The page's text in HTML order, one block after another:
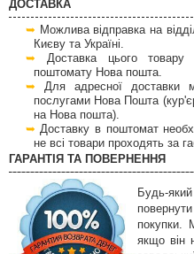
ДОСТАВКА
Можлива відправка на
Києву та Україні.
Доставка цього
поштомату Нова пошта.
Для адресної доставки
послугами Нова Пошта
на Нова пошта).
Доставку в поштомат
не всі товари проходять за
ГАРАНТІЯ ТА ПОВЕРНЕННЯ
Будь-
покупки.
якщо він